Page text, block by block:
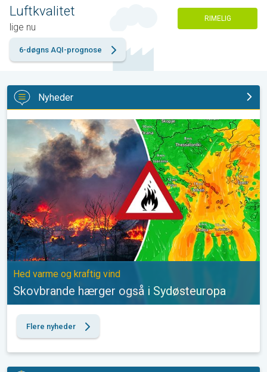
Luftkvalitet
lige nu
RIMELIG
6-døgns AQI-prognose
Nyheder
Skovbrande hærger også i Sydøsteuropa. Hed varme og
Hed varme og kraftig vind
Skovbrande hærger også i Sydøsteuropa
Flere nyheder